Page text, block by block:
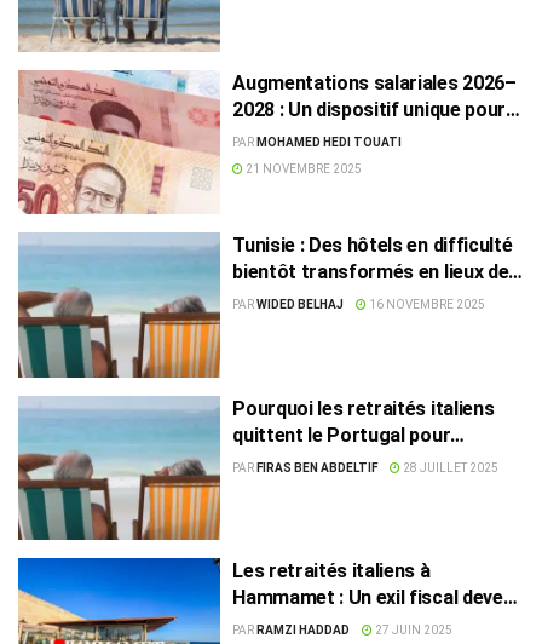
Augmentations salariales 2026–
2028 : Un dispositif unique pour
le public, le privé et les retraités
PAR MOHAMED HEDI TOUATI
21 NOVEMBRE 2025
Tunisie : Des hôtels en difficulté
bientôt transformés en lieux de
soins et de retraite ?
PARWIDED BELHAJ 16 NOVEMBRE 2025
Pourquoi les retraités italiens
quittent le Portugal pour
Hammamet
PAR FIRAS BEN ABDELTIF 28 JUILLET 2025
Les retraités italiens à
Hammamet : Un exil fiscal devenu
réalité
PAR RAMZI HADDAD 27 JUIN 2025